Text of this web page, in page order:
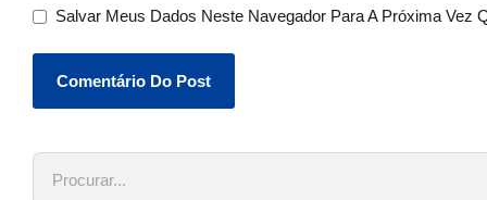
Salvar Meus Dados Neste Navegador Para A Próxima Vez